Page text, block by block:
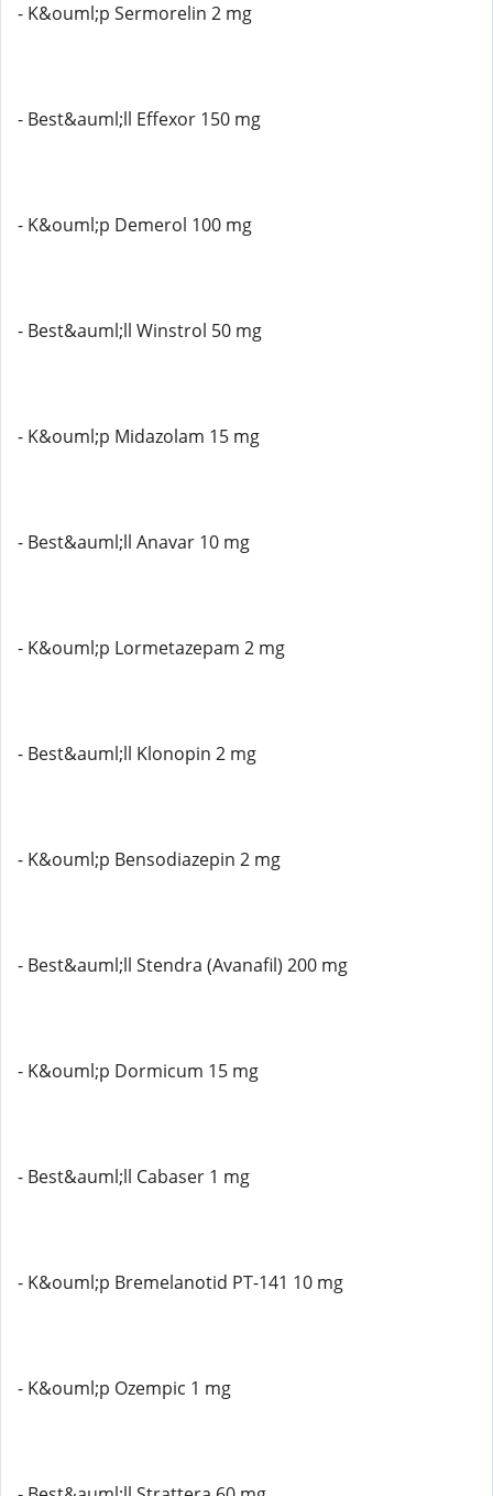
- K&ouml;p Sermorelin 2 mg
- Best&auml;ll Effexor 150 mg
- K&ouml;p Demerol 100 mg
- Best&auml;ll Winstrol 50 mg
- K&ouml;p Midazolam 15 mg
- Best&auml;ll Anavar 10 mg
- K&ouml;p Lormetazepam 2 mg
- Best&auml;ll Klonopin 2 mg
- K&ouml;p Bensodiazepin 2 mg
- Best&auml;ll Stendra (Avanafil) 200 mg
- K&ouml;p Dormicum 15 mg
- Best&auml;ll Cabaser 1 mg
- K&ouml;p Bremelanotid PT-141 10 mg
- K&ouml;p Ozempic 1 mg